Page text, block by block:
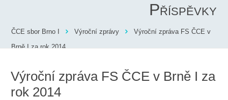
Příspěvky
ČCE sbor Brno I Výroční zprávy
Výroční zpráva FS ČCE v
Brně I za rok 2014
Výroční zpráva FS ČCE v Brně I za
rok 2014